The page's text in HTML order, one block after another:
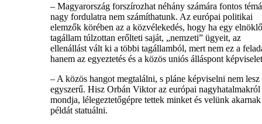
– Magyarország forszírozhat néhány számára fontos
nagy fordulatra nem számíthatunk. Az európai politikai
elemzők körében az a közvélekedés, hogy ha egy elnöklő
tagállam túlzottan erőlteti saját, „nemzeti” ügyeit, az
ellenállást vált ki a többi tagállamból, mert nem ez a
hanem az egyeztetés és a közös uniós álláspont
– A közös hangot megtalálni, s pláne képviselni nem lesz
egyszerű. Hisz Orbán Viktor az európai nagyhatalmakról
mondja, lélegeztetőgépre tettek minket és velünk akarnak
példát statuálni.